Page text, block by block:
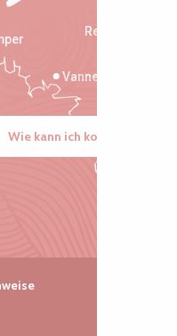
Rennes
Vannes
Wie kann ich kommen?